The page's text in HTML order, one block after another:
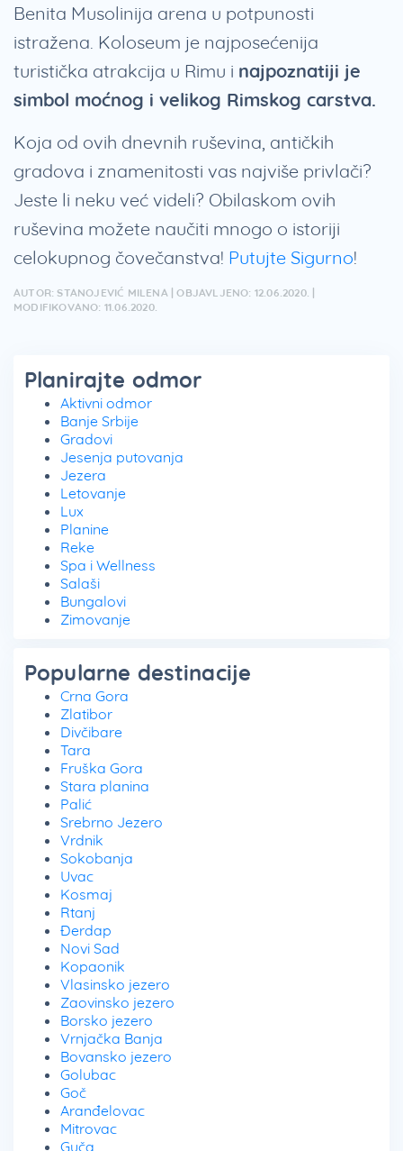
Benita Musolinija arena u potpunosti
istražena. Koloseum je najposećenija
turistička atrakcija u Rimu i najpoznatiji je
simbol moćnog i velikog Rimskog carstva.
Koja od ovih dnevnih ruševina, antičkih
gradova i znamenitosti vas najviše privlači?
Jeste li neku već videli? Obilaskom ovih
ruševina možete naučiti mnogo o istoriji
celokupnog čovečanstva! Putujte Sigurno!
AUTOR: STANOJEVIĆ MILENA | OBJAVLJENO: 12.06.2020. |
MODIFIKOVANO: 11.06.2020.
Planirajte odmor
Aktivni odmor
Banje Srbije
Gradovi
Jesenja putovanja
Jezera
Letovanje
Lux
Planine
Reke
Spa i Wellness
Salaši
Bungalovi
Zimovanje
Popularne destinacije
Crna Gora
Zlatibor
Divčibare
Tara
Fruška Gora
Stara planina
Palić
Srebrno Jezero
Vrdnik
Sokobanja
Uvac
Kosmaj
Rtanj
Đerdap
Novi Sad
Kopaonik
Vlasinsko jezero
Zaovinsko jezero
Borsko jezero
Vrnjačka Banja
Bovansko jezero
Golubac
Goč
Aranđelovac
Mitrovac
Guča